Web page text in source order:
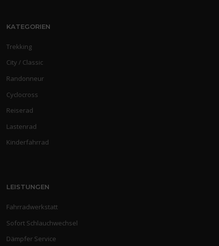
KATEGORIEN
Trekking
City / Classic
Randonneur
Cyclocross
Reiserad
Lastenrad
Kinderfahrrad
LEISTUNGEN
Fahrradwerkstatt
Sofort Schlauchwechsel
Dämpfer Service